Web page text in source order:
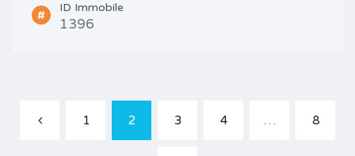
ID Immobile
1396
1 2 3 4 … 8